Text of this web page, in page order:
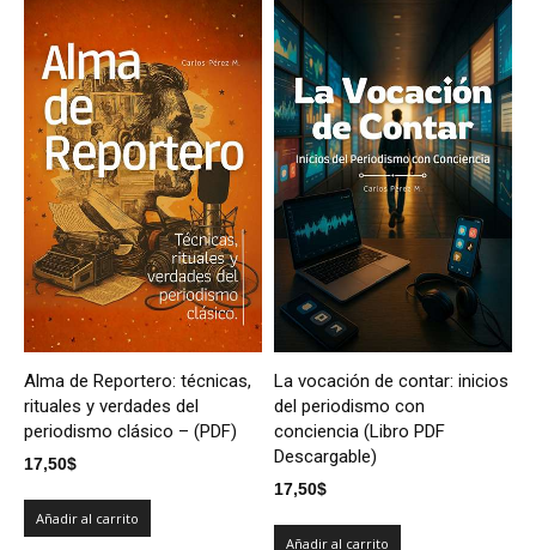
Alma de Reportero: técnicas,
rituales y verdades del
periodismo clásico – (PDF)
17,50$
Añadir al carrito
La vocación de contar: inicios
del periodismo con
conciencia (Libro PDF
Descargable)
17,50$
Añadir al carrito